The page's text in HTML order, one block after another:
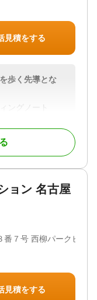
見積をする
歩く先導とな
ングノート
人生の始まり
ス（＝家族に
書（＝心穏や
そう考えま
手続き / 銀行
応可 / 土日相談
オンライン面談
ョン 名古屋
番７号 西柳パークビル
見積をする